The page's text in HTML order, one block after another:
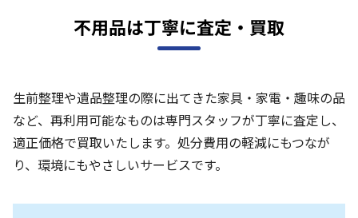
不用品は丁寧に査定・買取
生前整理や遺品整理の際に出てきた家具・家電・趣味の品
など、再利用可能なものは専門スタッフが丁寧に査定し、
適正価格で買取いたします。処分費用の軽減にもつなが
り、環境にもやさしいサービスです。